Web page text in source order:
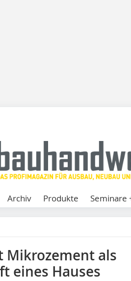
Archiv Produkte Seminare
Mikrozement als
eines Hauses